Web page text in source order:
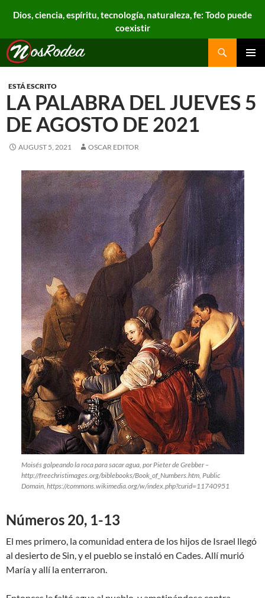
Dios, ciencia, espíritu, tecnología, naturaleza, fe: Todo puede
coexistir
Nos Rodea
Search
ESTÁ ESCRITO
LA PALABRA DEL JUEVES 5
DE AGOSTO DE 2021
AUGUST 5, 2021 OSCAR EDITOR
Moisés golpeando la roca para sacar agua, por Pieter de Grebber –
http://freechristimages.org/biblebooks/Book_of_Numbers.htm, Public
Domain, https://commons.wikimedia.org/w/index.php?curid=11740951
Números 20, 1-13
El mes primero, la comunidad entera de los hijos de Israel llegó
al desierto de Sin, y el pueblo se instaló en Cades. Allí murió
María y allí la enterraron.